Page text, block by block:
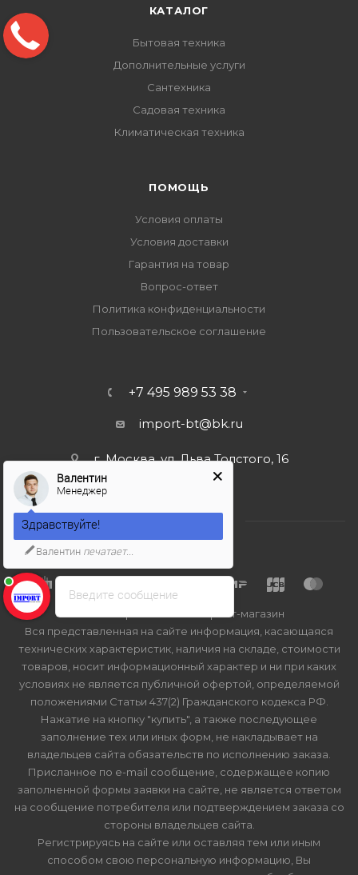
КАТАЛОГ
Бытовая техника
Дополнительные услуги
Сантехника
Садовая техника
Климатическая техника
ПОМОЩЬ
Условия оплаты
Условия доставки
Гарантия на товар
Вопрос-ответ
Политика конфиденциальности
Пользовательское соглашение
+7 495 989 53 38
import-bt@bk.ru
г. Москва, ул. Льва Толстого, 16
2026 © Import-bt.ru - интернет-магазин
Вся представленная на сайте информация, касающаяся
технических характеристик, наличия на складе, стоимости
товаров, носит информационный характер и ни при каких
условиях не является публичной офертой, определяемой
положениями Статьи 437(2) Гражданского кодекса РФ.
Нажатие на кнопку "купить", а также последующее
заполнение тех или иных форм, не накладывает на
владельцев сайта обязательств по исполнению заказа.
Присланное по e-mail сообщение, содержащее копию
заполненной формы заявки на сайте, не является ответом
на сообщение потребителя или подтверждением заказа со
стороны владельцев сайта.
Регистрируясь на сайте или оставляя тем или иным
способом свою персональную информацию, Вы
Введите сообщение
Валентин
Менеджер
Здравствуйте!
Валентин печатает...